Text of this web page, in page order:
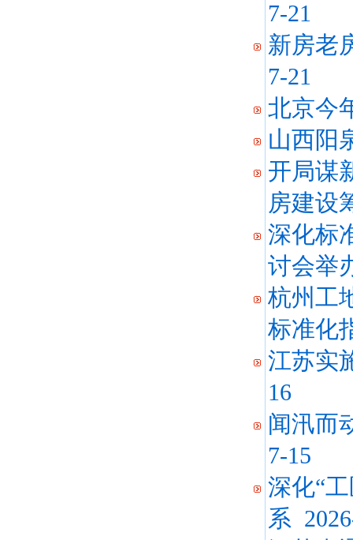
7-21
新房老
7-21
北京今
山西阳
开局谋
房建设
深化标
讨会举
杭州工
标准化
江苏实
16
闻汛而
7-15
深化“
系